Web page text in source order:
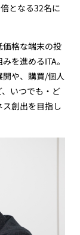
となる32名に
格な端末の投
を進めるITA。
開や、購買/個人
いつでも・ど
創出を目指し